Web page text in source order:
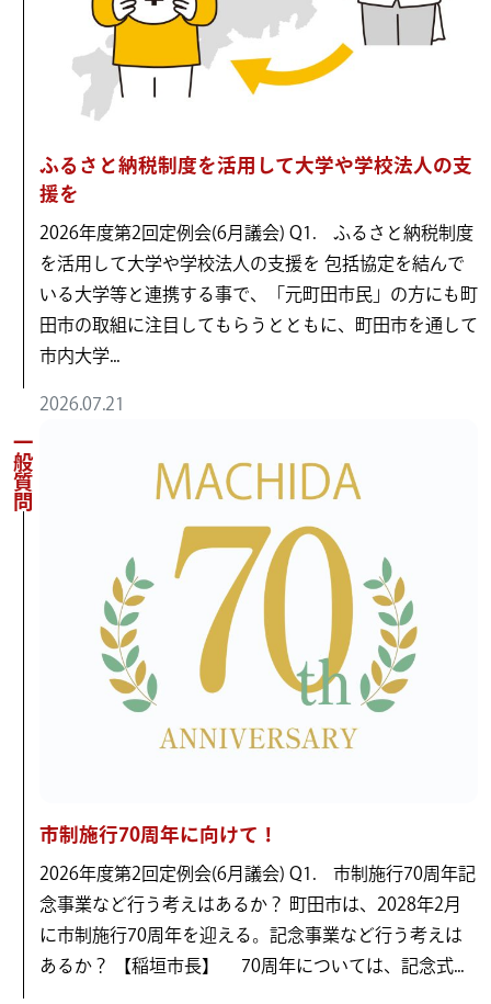
ふるさと納税制度を活用して大学や学校法人の支
援を
2026年度第2回定例会(6月議会) Q1. ふるさと納税制度
を活用して大学や学校法人の支援を 包括協定を結んで
いる大学等と連携する事で、「元町田市民」の方にも町
田市の取組に注目してもらうとともに、町田市を通して
市内大学...
2026.07.21
一般質問
市制施行70周年に向けて！
2026年度第2回定例会(6月議会) Q1. 市制施行70周年記
念事業など行う考えはあるか？ 町田市は、2028年2月
に市制施行70周年を迎える。記念事業など行う考えは
あるか？ 【稲垣市長】 70周年については、記念式...